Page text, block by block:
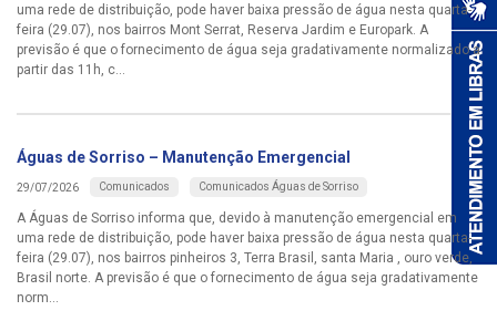
uma rede de distribuição, pode haver baixa pressão de água nesta quarta-
feira (29.07), nos bairros Mont Serrat, Reserva Jardim e Europark. A
previsão é que o fornecimento de água seja gradativamente normalizado a
partir das 11h, c...
Águas de Sorriso – Manutenção Emergencial
29/07/2026 Comunicados Comunicados Águas de Sorriso
A Águas de Sorriso informa que, devido à manutenção emergencial em
uma rede de distribuição, pode haver baixa pressão de água nesta quarta-
feira (29.07), nos bairros pinheiros 3, Terra Brasil, santa Maria , ouro verde,
Brasil norte. A previsão é que o fornecimento de água seja gradativamente
norm...